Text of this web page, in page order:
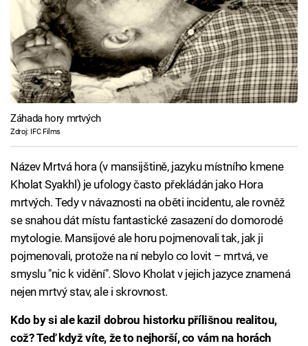
Záhada hory mrtvých
Zdroj: IFC Films
Název Mrtvá hora (v mansijštině, jazyku místního kmene
Kholat Syakhl) je ufology často překládán jako Hora
mrtvých. Tedy v návaznosti na oběti incidentu, ale rovněž
se snahou dát místu fantastické zasazení do domorodé
mytologie. Mansijové ale horu pojmenovali tak, jak ji
pojmenovali, protože na ní nebylo co lovit – mrtvá, ve
smyslu "nic k vidění". Slovo Kholat v jejich jazyce znamená
nejen mrtvý stav, ale i skrovnost.
Kdo by si ale kazil dobrou historku přílišnou realitou,
což? Teď když víte, že to nejhorší, co vám na horách